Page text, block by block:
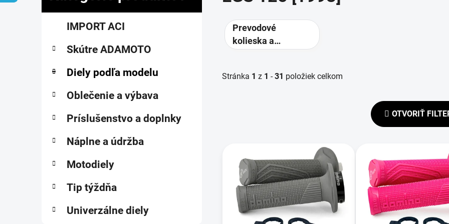
č
kategórieIMPORT ACI
Skútre ADAMOTO
Diely podľa modelu
Oblečenie a výbava
Príslušenstvo a doplnky
Náplne a údržba
Motodiely
Tip týždňa
Univerzálne diely
Prevodové
kolieska a
prevody
Stránka 1 z 1 -31 položiek celkom
OTVORIŤ